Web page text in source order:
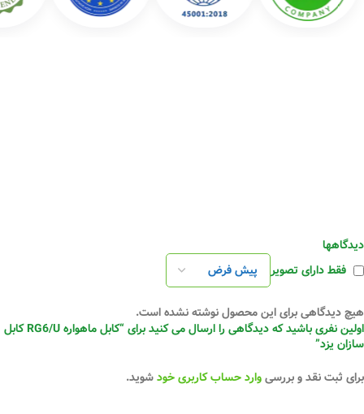
دیدگاهها
فقط دارای تصویر
هیچ دیدگاهی برای این محصول نوشته نشده است.
اولین نفری باشید که دیدگاهی را ارسال می کنید برای “کابل ماهواره RG6/U کابل
سازان یزد”
برای ثبت نقد و بررسیوارد حساب کاربری خودشوید.